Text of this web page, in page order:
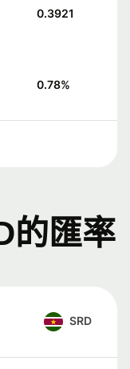
0.3921
0.78%
的匯率
SRD